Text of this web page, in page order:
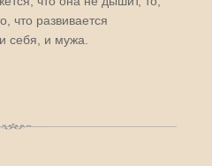
что развивается
себя, и мужа.